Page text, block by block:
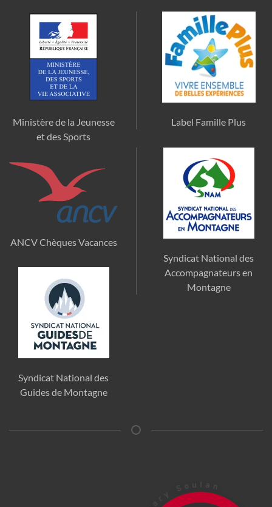
Ministère de la Jeunesse
et des Sports
Label Famille Plus
ANCV Chèques Vacances
Syndicat National des
Accompagnateurs en
Montagne
Syndicat National des
Guides de Montagne